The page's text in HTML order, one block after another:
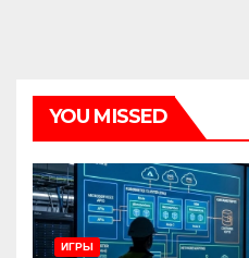
YOU MISSED
ИГРЫ